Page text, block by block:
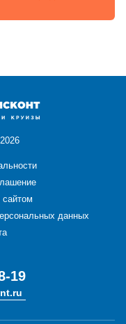
сайтом
данных
19